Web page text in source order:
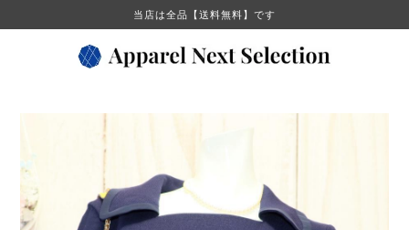
当店は全品【送料無料】です